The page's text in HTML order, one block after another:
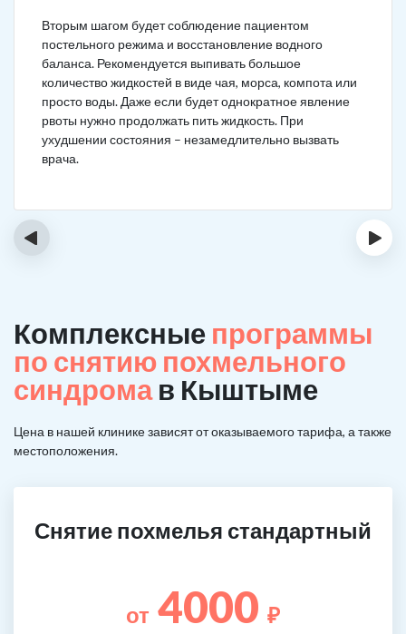
Вторым шагом будет соблюдение пациентом
постельного режима и восстановление водного
баланса. Рекомендуется выпивать большое
количество жидкостей в виде чая, морса, компота или
просто воды. Даже если будет однократное явление
рвоты нужно продолжать пить жидкость. При
ухудшении состояния – незамедлительно вызвать
врача.
‹ ›
Комплексные программы
по снятию похмельного
синдромав Кыштыме
Цена в нашей клинике зависят от оказываемого тарифа, а также
местоположения.
Снятие похмелья стандартный
от 4000 ₽